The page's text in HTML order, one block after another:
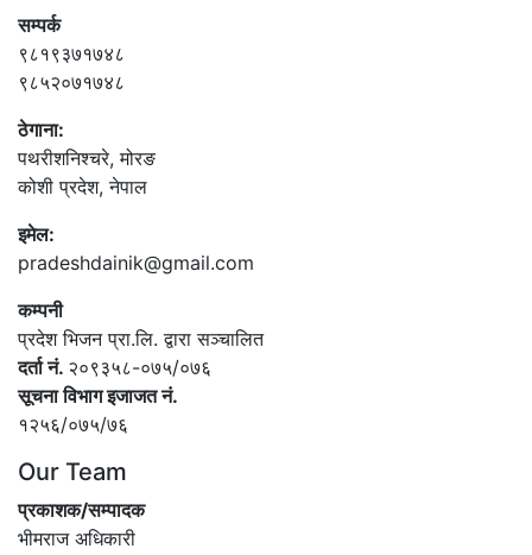
सम्पर्क
९८१९३७१७४८
९८५२०७१७४८
ठेगाना:
पथरीशनिश्‍चरे, मोरङ
कोशी प्रदेश, नेपाल
इमेल:
pradeshdainik@gmail.com
कम्पनी
प्रदेश भिजन प्रा.लि. द्वारा सञ्‍चालित
दर्ता नं. २०९३५८-०७५/०७६
सूचना विभाग इजाजत नं.
१२५६/०७५/७६
Our Team
प्रकाशक/सम्पादक
भीमराज अधिकारी